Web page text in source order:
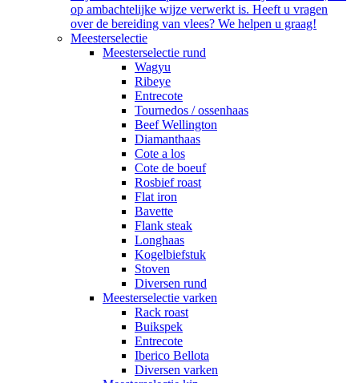
op ambachtelijke wijze verwerkt is. Heeft u vragen
over de bereiding van vlees? We helpen u graag!
Meesterselectie
Meesterselectie rund
Wagyu
Ribeye
Entrecote
Tournedos / ossenhaas
Beef Wellington
Diamanthaas
Cote a los
Cote de boeuf
Rosbief roast
Flat iron
Bavette
Flank steak
Longhaas
Kogelbiefstuk
Stoven
Diversen rund
Meesterselectie varken
Rack roast
Buikspek
Entrecote
Iberico Bellota
Diversen varken